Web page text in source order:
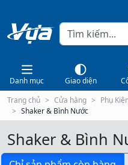
Danh mục Giao diện
Trang chủ
Cửa hàng Phụ
Shaker & Bình Nước
Shaker & Bình